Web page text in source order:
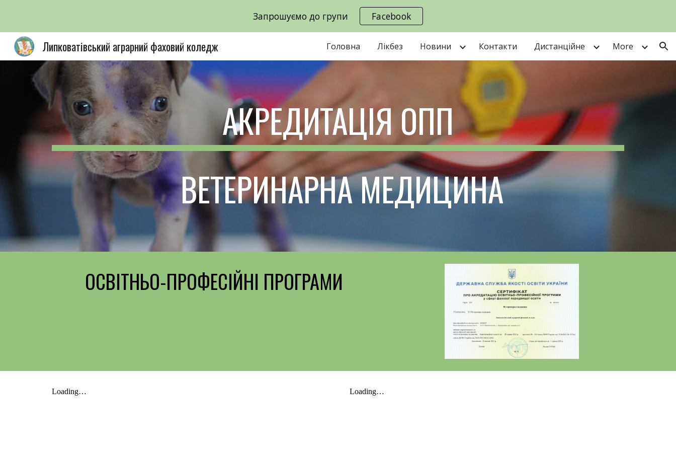
Skip to main content Skip to navigation
Запрошуємо до групи Facebook
Липковатівський аграрний фаховий коледж Головна Лікбез Новини Контакти Дистанційне More
АКРЕДИТАЦІЯ ОПП
ВЕТЕРИНАРНА МЕДИЦИНА
ОСВІТНЬО-ПРОФЕСІЙНІ ПРОГРАМИ